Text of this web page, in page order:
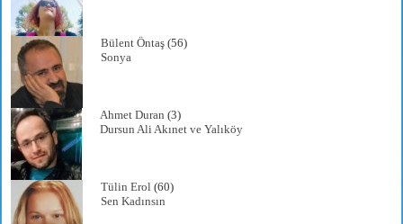
Bülent Öntaş (56)
Sonya
Ahmet Duran (3)
Dursun Ali Akınet ve Yalıköy
Tülin Erol (60)
Sen Kadınsın